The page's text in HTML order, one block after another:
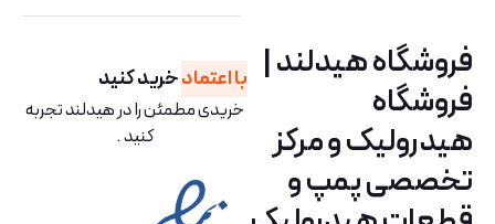
فروشگاه هیدلند |
فروشگاه
هیدرولیک و مرکز
تخصصی پمپ و
با اعتمادخرید کنید
خریدی مطمئن را در هیدلند تجربه
کنید .